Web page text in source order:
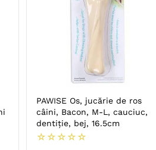
PAWISE Os, jucărie de ros
câini, Bacon, M-L, cauciuc,
dentiție, bej, 16.5cm
☆ ☆ ☆ ☆ ☆